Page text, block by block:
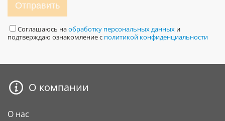
Отправить
Соглашаюсь наобработку персональных данных и
подтверждаю ознакомление с политикой конфиденциальности
О компании
О нас